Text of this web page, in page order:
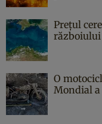
Prețul
războiului
O
Mondial